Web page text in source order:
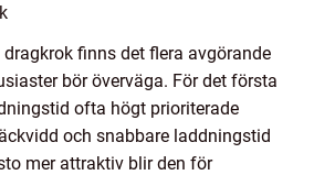
finns det flera avgörande
bör överväga. För det första
ofta högt prioriterade
och snabbare laddningstid
mer attraktiv blir den för